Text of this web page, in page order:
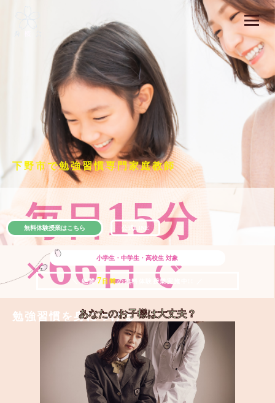
下野市で勉強習慣専門家庭教師
毎日15分
×66日で
勉強習慣を身につける
小学生・中学生・高校生 対象
＼ 絶賛 7 日間の無料体験授業実施中!! ／
無料体験授業はこちら 公式LINE
あなたのお子様は大丈夫？